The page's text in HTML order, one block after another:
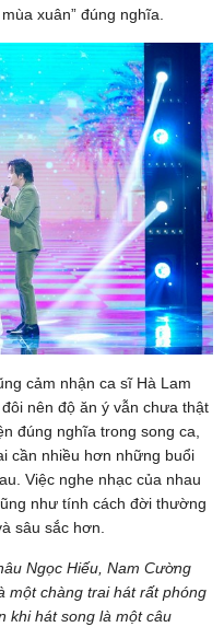
xuân” đúng nghĩa.
cảm nhận ca sĩ Hà Lam
nên độ ăn ý vẫn chưa thật
đúng nghĩa trong song ca,
cần nhiều hơn những buổi
Việc nghe nhạc của nhau
như tính cách đời thường
sâu sắc hơn.
Ngọc Hiếu, Nam Cường
một chàng trai hát rất phóng
khi hát song là một câu